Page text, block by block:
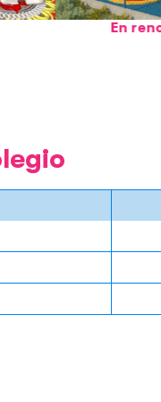
En renovación